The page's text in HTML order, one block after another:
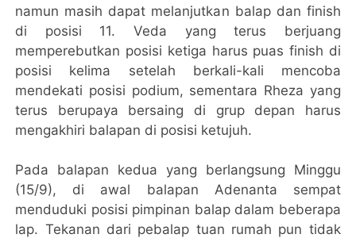
namun masih dapat melanjutkan balap dan finish
di posisi 11. Veda yang terus berjuang
memperebutkan posisi ketiga harus puas finish di
posisi kelima setelah berkali-kali mencoba
mendekati posisi podium, sementara Rheza yang
terus berupaya bersaing di grup depan harus
mengakhiri balapan di posisi ketujuh.
Pada balapan kedua yang berlangsung Minggu
(15/9), di awal balapan Adenanta sempat
menduduki posisi pimpinan balap dalam beberapa
lap. Tekanan dari pebalap tuan rumah pun tidak